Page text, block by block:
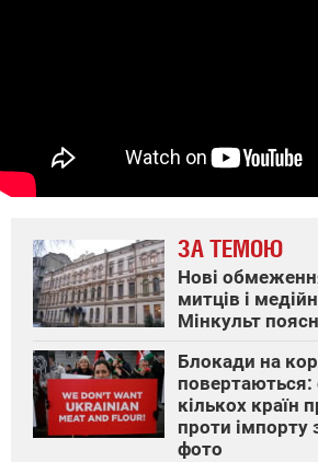
ЗА ТЕМОЮ
Нові
митців і
Мінкульт
Блокади на
кількох країн
проти імпорту
фото